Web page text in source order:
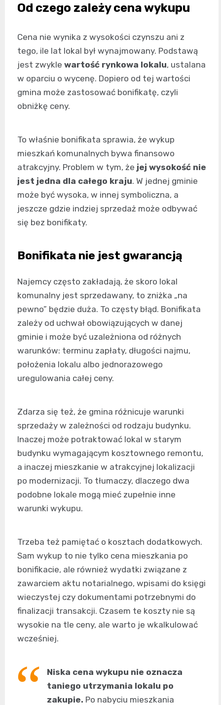
Od czego zależy cena wykupu
Cena nie wynika z wysokości czynszu ani z
tego, ile lat lokal był wynajmowany. Podstawą
jest zwykle wartość rynkowa lokalu, ustalana
w oparciu o wycenę. Dopiero od tej wartości
gmina może zastosować bonifikatę, czyli
obniżkę ceny.
To właśnie bonifikata sprawia, że wykup
mieszkań komunalnych bywa finansowo
atrakcyjny. Problem w tym, że jej wysokość nie
jest jedna dla całego kraju. W jednej gminie
może być wysoka, w innej symboliczna, a
jeszcze gdzie indziej sprzedaż może odbywać
się bez bonifikaty.
Bonifikata nie jest gwarancją
Najemcy często zakładają, że skoro lokal
komunalny jest sprzedawany, to zniżka „na
pewno” będzie duża. To częsty błąd. Bonifikata
zależy od uchwał obowiązujących w danej
gminie i może być uzależniona od różnych
warunków: terminu zapłaty, długości najmu,
położenia lokalu albo jednorazowego
uregulowania całej ceny.
Zdarza się też, że gmina różnicuje warunki
sprzedaży w zależności od rodzaju budynku.
Inaczej może potraktować lokal w starym
budynku wymagającym kosztownego remontu,
a inaczej mieszkanie w atrakcyjnej lokalizacji
po modernizacji. To tłumaczy, dlaczego dwa
podobne lokale mogą mieć zupełnie inne
warunki wykupu.
Trzeba też pamiętać o kosztach dodatkowych.
Sam wykup to nie tylko cena mieszkania po
bonifikacie, ale również wydatki związane z
zawarciem aktu notarialnego, wpisami do księgi
wieczystej czy dokumentami potrzebnymi do
finalizacji transakcji. Czasem te koszty nie są
wysokie na tle ceny, ale warto je wkalkulować
wcześniej.
Niska cena wykupu nie oznacza
taniego utrzymania lokalu po
zakupie. Po nabyciu mieszkania